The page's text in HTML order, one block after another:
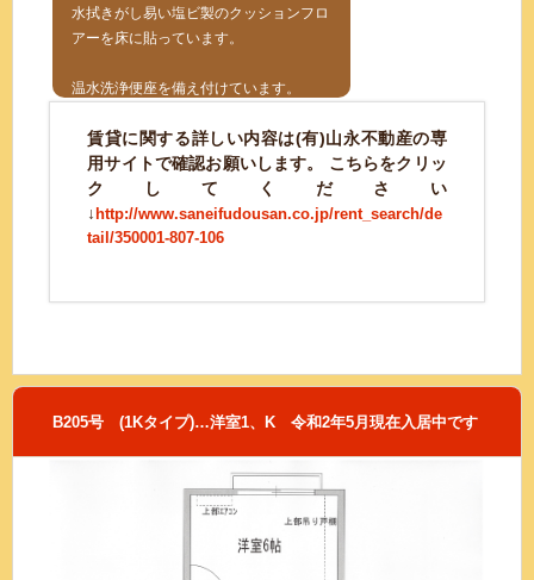
水拭きがし易い塩ビ製のクッションフロ
アーを床に貼っています。
温水洗浄便座を備え付けています。
賃貸に関する詳しい内容は(有)山永不動産の専
用サイトで確認お願いします。 こちらをクリッ
クしてください
↓http://www.saneifudousan.co.jp/rent_search/de
tail/350001-807-106
B205号 (1Kタイプ)…洋室1、K 令和2年5月現在入居中です